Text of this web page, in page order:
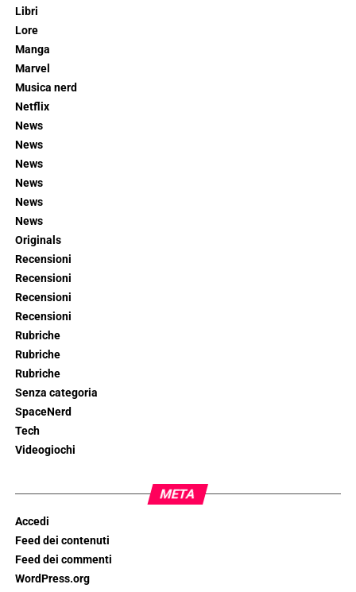
Libri
Lore
Manga
Marvel
Musica nerd
Netflix
News
News
News
News
News
News
Originals
Recensioni
Recensioni
Recensioni
Recensioni
Rubriche
Rubriche
Rubriche
Senza categoria
SpaceNerd
Tech
Videogiochi
META
Accedi
Feed dei contenuti
Feed dei commenti
WordPress.org